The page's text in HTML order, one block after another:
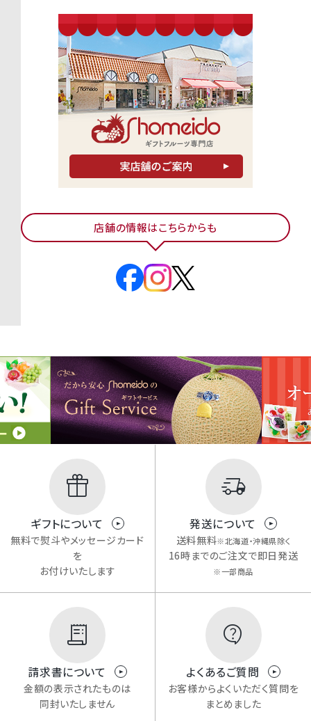
店舗の情報はこちらからも
ギフトについて
無料で熨斗やメッセージカード
を
お付けいたします
発送について
送料無料※北海道・沖縄県除く
16時までのご注文で即日発送
※一部商品
請求書について
金額の表示されたものは
同封いたしません
よくあるご質問
お客様からよくいただく質問を
まとめました